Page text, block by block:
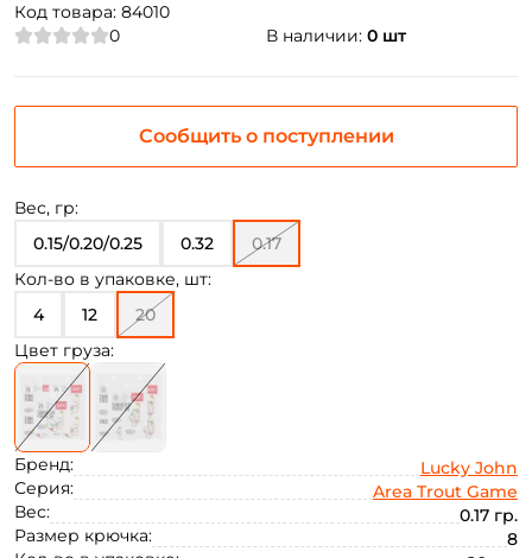
Код товара: 84010
0
В наличии: 0 шт
Вес, гр:
0.15/0.20/0.25
0.32
0.17
Кол-во в упаковке, шт:
4
12
20
Цвет груза:
Бренд:
Lucky John
Серия:
Area Trout Game
Вес:
0.17 гр.
Размер крючка:
8
Сообщить о поступлении